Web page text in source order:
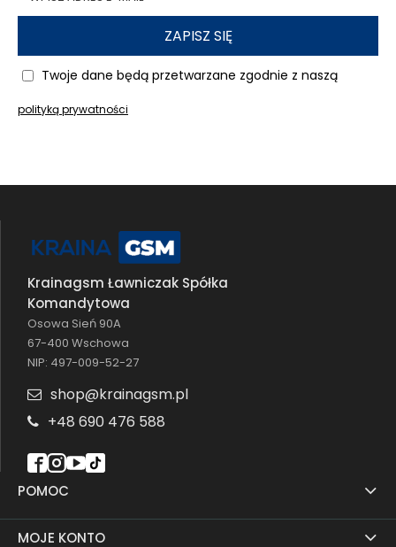
ZAPISZ SIĘ
Twoje dane będą przetwarzane zgodnie z naszą
polityką prywatności
POMOC
MOJE KONTO
Krainagsm Ławniczak Spółka
Komandytowa
Osowa Sień 90A
67-400 Wschowa
NIP: 497-009-52-27
shop@krainagsm.pl
+48 690 476 588